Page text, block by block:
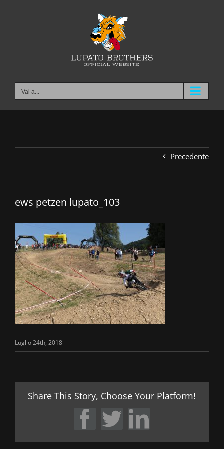
Vai a...
Precedente
ews petzen lupato_103
Luglio 24th, 2018
Share This Story, Choose Your Platform!
Facebook
TwitterLinkedIn